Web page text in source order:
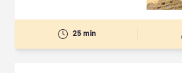
25 min